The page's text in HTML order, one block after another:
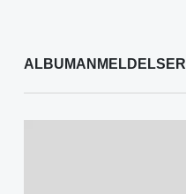
ALBUMANMELDELSER